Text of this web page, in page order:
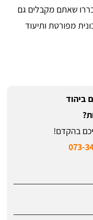
שאתם מקבלים גם
מפורטת ותיעוד
ביהוד
בהקדם!
073-